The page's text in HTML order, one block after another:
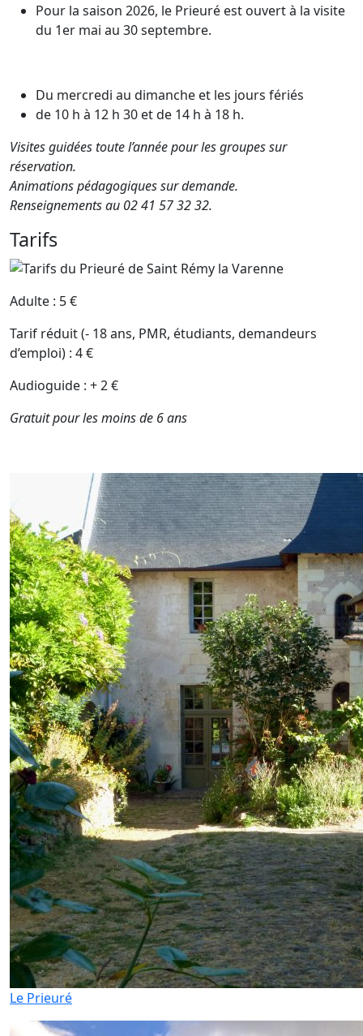
Pour la saison 2026, le Prieuré est ouvert à la visite
du 1er mai au 30 septembre.
Du mercredi au dimanche et les jours fériés
de 10 h à 12 h 30 et de 14 h à 18 h.
Visites guidées toute l’année pour les groupes sur
réservation.
Animations pédagogiques sur demande.
Renseignements au 02 41 57 32 32.
Tarifs
Adulte : 5 €
Tarif réduit (- 18 ans, PMR, étudiants, demandeurs
d’emploi) : 4 €
Audioguide : + 2 €
Gratuit pour les moins de 6 ans
Le Prieuré